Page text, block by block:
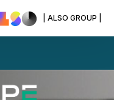
| ALSO GROUP |